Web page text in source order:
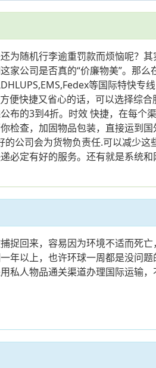
随机行李逾重罚款而烦恼呢？
家公司是否真的“价廉物美”。那
等国际特快
便快捷又省心的话，可以选择
布的3到4折。时效 快捷，在每
检查，加固物品包装，直接运到
公司会为货物负责任.可以减少
必定有好的服务。还有就是系统
捉回来，容易因为环境不适而死
年以上，也许环球一周都是没问
私人物品通关渠道办理国际运输